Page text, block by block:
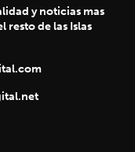
y noticias mas
resto de las Islas